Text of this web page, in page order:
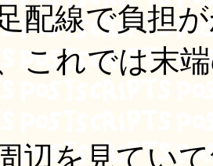
配線で負担
これでは末
辺を見てい